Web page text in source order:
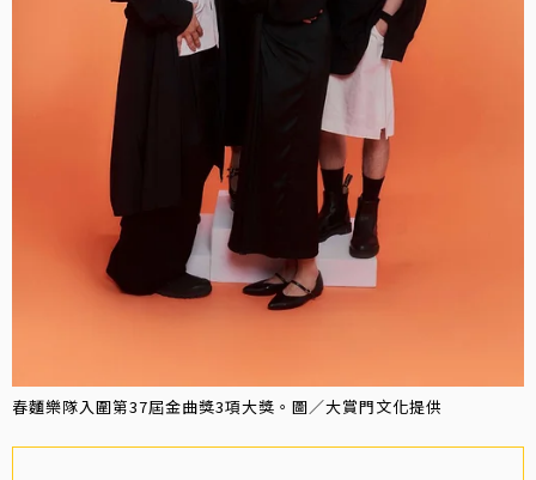
春麵樂隊入圍第37屆金曲獎3項大獎。圖／大賞門文化提供